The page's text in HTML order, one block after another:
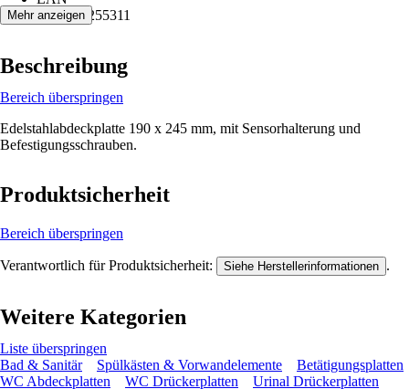
7612982255311
Mehr anzeigen
Beschreibung
Bereich überspringen
Edelstahlabdeckplatte 190 x 245 mm, mit Sensorhalterung und
Befestigungsschrauben.
Produktsicherheit
Bereich überspringen
Verantwortlich für Produktsicherheit: Siehe Herstellerinformationen .
Weitere Kategorien
Liste überspringen
Bad & Sanitär
Spülkästen & Vorwandelemente
Betätigungsplatten
WC Abdeckplatten
WC Drückerplatten
Urinal Drückerplatten